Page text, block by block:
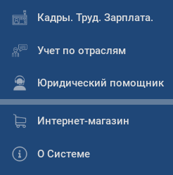
Кадры. Труд. Зарплата.
Учет по отраслям
Юридический помощник
Интернет-магазин
О Системе